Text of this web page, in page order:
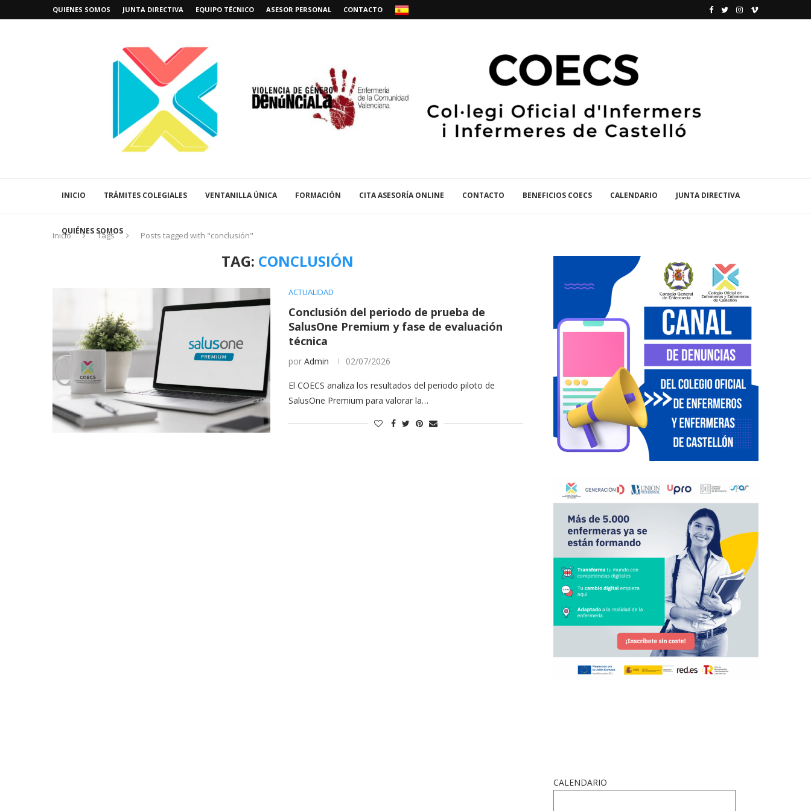
QUIENES SOMOS JUNTA DIRECTIVA EQUIPO TÉCNICO ASESOR PERSONAL CONTACTO
INICIO TRÁMITES COLEGIALES VENTANILLA ÚNICA FORMACIÓN CITA ASESORÍA ONLINE CONTACTO BENEFICIOS COECS CALENDARIO JUNTA DIRECTIVA
QUIÉNES SOMOS
Inicio Tags Posts tagged with "conclusión"
TAG: CONCLUSIÓN
ACTUALIDAD
Conclusión del periodo de prueba de
SalusOne Premium y fase de evaluación
técnica
por Admin 02/07/2026
El COECS analiza los resultados del periodo piloto de
SalusOne Premium para valorar la…
CALENDARIO